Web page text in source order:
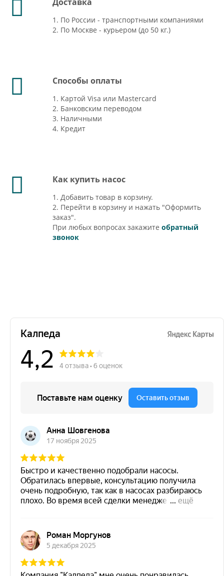
1. По России - транспортными компаниями
2. По Москве - курьером (до 50 кг.)
Способы оплаты
1. Картой Visa или Mastercard
2. Банковским переводом
3. Наличными
4. Кредит
Как купить насос
1. Добавить товар в корзину.
2. Перейти в корзину и нажать "Оформить
заказ".
При любых вопросах закажите обратный
звонок